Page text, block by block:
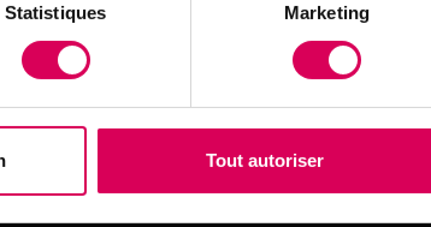
Statistiques Marketing
Tout autoriser